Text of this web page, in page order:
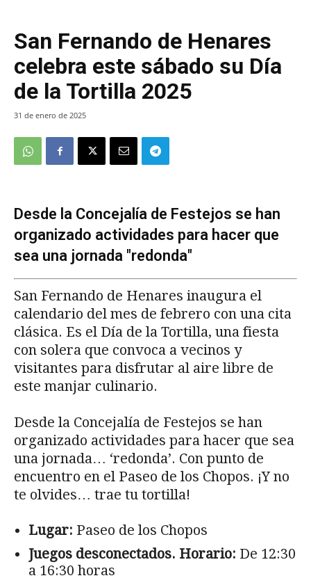
San Fernando de Henares
celebra este sábado su Día
de la Tortilla 2025
31 de enero de 2025
Desde la Concejalía de Festejos se han
organizado actividades para hacer que
sea una jornada "redonda"
San Fernando de Henares inaugura el
calendario del mes de febrero con una cita
clásica. Es el Día de la Tortilla, una fiesta
con solera que convoca a vecinos y
visitantes para disfrutar al aire libre de
este manjar culinario.
Desde la Concejalía de Festejos se han
organizado actividades para hacer que sea
una jornada… ‘redonda’. Con punto de
encuentro en el Paseo de los Chopos. ¡Y no
te olvides… trae tu tortilla!
Lugar: Paseo de los Chopos
Juegos desconectados. Horario: De 12:30
a 16:30 horas